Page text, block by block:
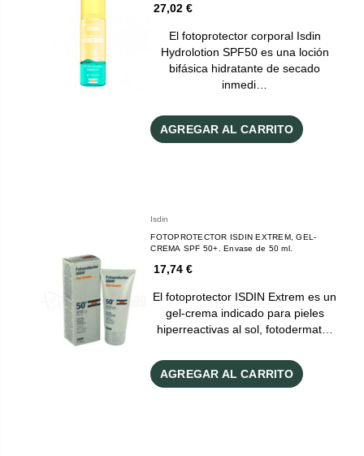
27,02 €
El fotoprotector corporal Isdin
Hydrolotion SPF50 es una loción
bifásica hidratante de secado
inmedi…
AGREGAR AL CARRITO
Isdin
FOTOPROTECTOR ISDIN EXTREM, GEL-
CREMA SPF 50+. Envase de 50 ml.
17,74 €
El fotoprotector ISDIN Extrem es un
gel-crema indicado para pieles
hiperreactivas al sol, fotodermat…
AGREGAR AL CARRITO